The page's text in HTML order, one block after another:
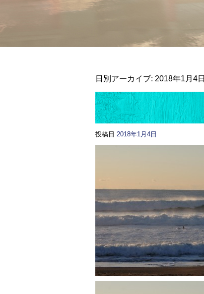
日別アーカイブ: 2018年1月4日
投稿日 2018年1月4日